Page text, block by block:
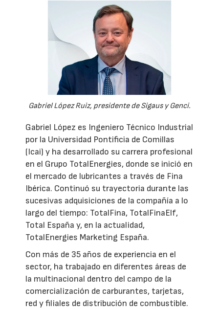
Gabriel López Ruiz, presidente de Sigaus y Genci.
Gabriel López es Ingeniero Técnico Industrial
por la Universidad Pontificia de Comillas
(Icai) y ha desarrollado su carrera profesional
en el Grupo TotalEnergies, donde se inició en
el mercado de lubricantes a través de Fina
Ibérica. Continuó su trayectoria durante las
sucesivas adquisiciones de la compañía a lo
largo del tiempo: TotalFina, TotalFinaElf,
Total España y, en la actualidad,
TotalEnergies Marketing España.
Con más de 35 años de experiencia en el
sector, ha trabajado en diferentes áreas de
la multinacional dentro del campo de la
comercialización de carburantes, tarjetas,
red y filiales de distribución de combustible.